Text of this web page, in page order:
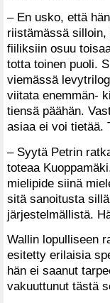
– En usko, että
riistämässä
fiiliksiin osuu
totta toinen puoli.
viemässä
viitata enemmän-
tiensä päähän.
asiaa ei voi tietää.
– Syytä Petrin
toteaa
mielipide siinä
sitä sanoitusta
järjestelmällistä.
Wallin lopulliseen
esitetty erilaisia
hän ei saanut
vakuuttunut tästä